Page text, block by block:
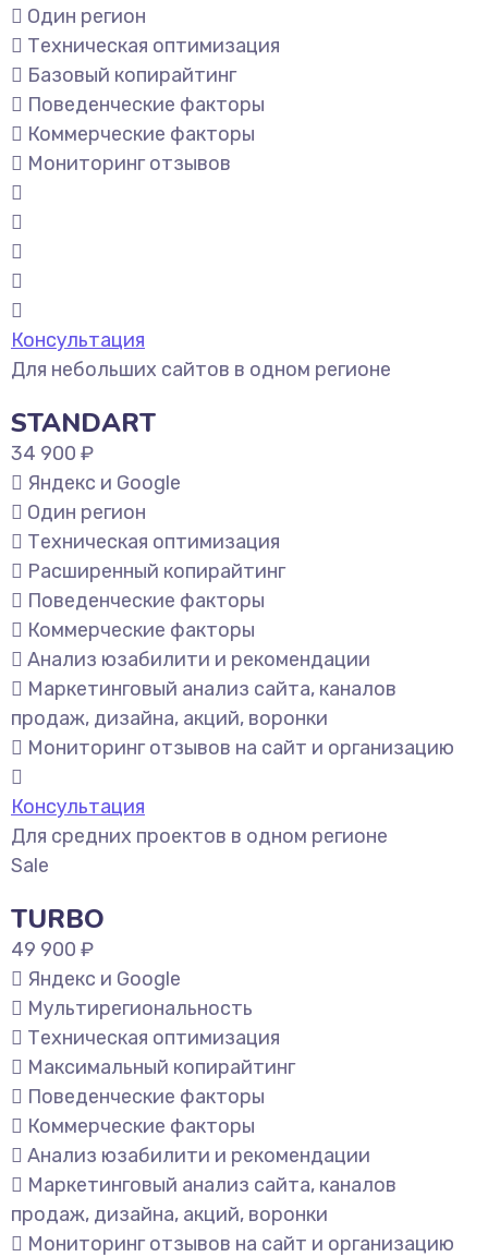
Один регион
Техническая оптимизация
Базовый копирайтинг
Поведенческие факторы
Коммерческие факторы
Мониторинг отзывов
Консультация
Для небольших сайтов в одном регионе
STANDART
34 900 ₽
Яндекс и Google
Один регион
Техническая оптимизация
Расширенный копирайтинг
Поведенческие факторы
Коммерческие факторы
Анализ юзабилити и рекомендации
Маркетинговый анализ сайта, каналов
продаж, дизайна, акций, воронки
Мониторинг отзывов на сайт и организацию
Консультация
Для средних проектов в одном регионе
Sale
TURBO
49 900 ₽
Яндекс и Google
Мультирегиональность
Техническая оптимизация
Максимальный копирайтинг
Поведенческие факторы
Коммерческие факторы
Анализ юзабилити и рекомендации
Маркетинговый анализ сайта, каналов
продаж, дизайна, акций, воронки
Мониторинг отзывов на сайт и организацию